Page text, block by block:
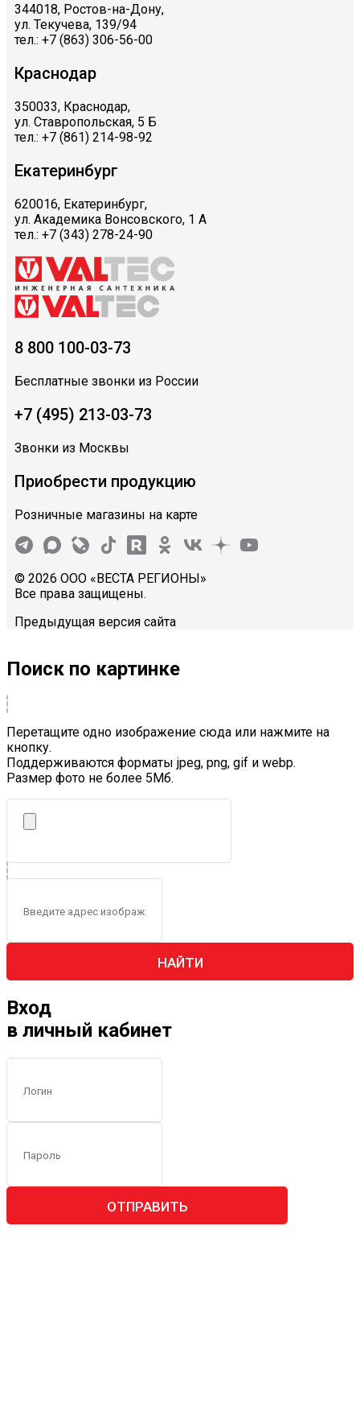
344018, Ростов-на-Дону,
ул. Текучева, 139/94
тел.: +7 (863) 306-56-00
Краснодар
350033, Краснодар,
ул. Ставропольская, 5 Б
тел.: +7 (861) 214-98-92
Екатеринбург
620016, Екатеринбург,
ул. Академика Вонсовского, 1 А
тел.: +7 (343) 278-24-90
8 800 100-03-73
Бесплатные звонки из России
+7 (495) 213-03-73
Звонки из Москвы
Приобрести продукцию
Розничные магазины на карте
© 2026 ООО «ВЕСТА РЕГИОНЫ»
Все права защищены.
Предыдущая версия сайта
Поиск по картинке
Перетащите одно изображение сюда или нажмите на
кнопку.
Поддерживаются форматы jpeg, png, gif и webp.
Размер фото не более 5Mб.
НАЙТИ
Вход
в личный кабинет
ОТПРАВИТЬ